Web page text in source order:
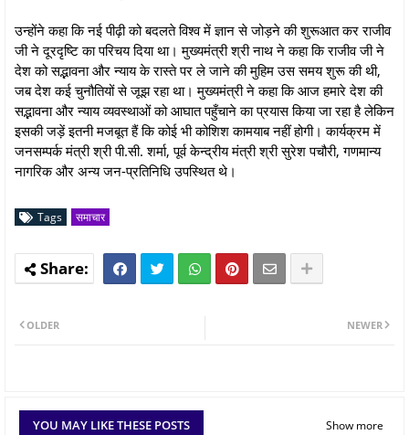
उन्होंने कहा कि नई पीढ़ी को बदलते विश्व में ज्ञान से जोड़ने की शुरूआत कर राजीव
जी ने दूरदृष्टि का परिचय दिया था। मुख्यमंत्री श्री नाथ ने कहा कि राजीव जी ने
देश को सद्भावना और न्याय के रास्ते पर ले जाने की मुहिम उस समय शुरू की थी,
जब देश कई चुनौतियों से जूझ रहा था। मुख्यमंत्री ने कहा कि आज हमारे देश की
सद्भावना और न्याय व्यवस्थाओं को आघात पहुँचाने का प्रयास किया जा रहा है लेकिन
इसकी जड़ें इतनी मजबूत हैं कि कोई भी कोशिश कामयाब नहीं होगी। कार्यक्रम में
जनसम्पर्क मंत्री श्री पी.सी. शर्मा, पूर्व केन्द्रीय मंत्री श्री सुरेश पचौरी, गणमान्य
नागरिक और अन्य जन-प्रतिनिधि उपस्थित थे।
Tags समाचार
NEWER
OLDER
YOU MAY LIKE THESE POSTS Show more